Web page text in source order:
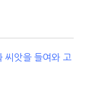
씨앗을 들여와 고